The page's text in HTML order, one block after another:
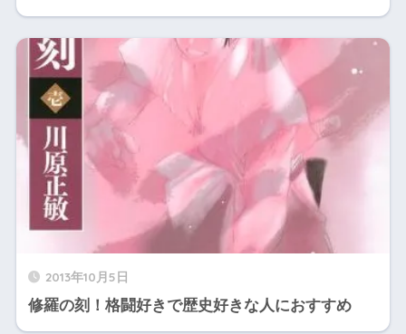
2013年10月5日
修羅の刻！格闘好きで歴史好きな人におすすめ